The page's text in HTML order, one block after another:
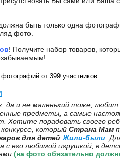
быть только одна
фото.
! Получите набор товаров,
от 399 участников
да и не маленький тоже,
предметы, а самые
Хотите порадовать своего
который Страна Мам
для детей Жили-были .
его любимой игрушкой, в
(на фото обязательно